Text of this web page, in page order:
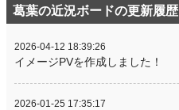
葛葉の近況ボードの更新履歴
2026-04-12 18:39:26
イメージPVを作成しました！
2026-01-25 17:35:17